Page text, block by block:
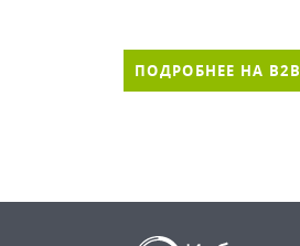
ПОДРОБНЕЕ НА B2B